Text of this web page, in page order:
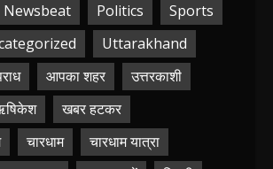
Newsbeat Politics
Sports
Uttarakhand
आपका शहर
उत्तरकाशी
खबर हटकर
चारधाम
चारधाम यात्रा